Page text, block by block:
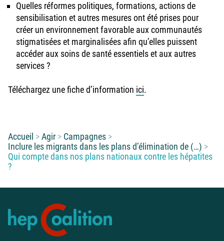
Quelles réformes politiques, formations, actions de
sensibilisation et autres mesures ont été prises pour
créer un environnement favorable aux communautés
stigmatisées et marginalisées afin qu’elles puissent
accéder aux soins de santé essentiels et aux autres
services ?
Téléchargez une fiche d’information ici.
Vous êtes ici :
Accueil Agir
Campagnes
Inclure les migrants dans les plans d’élimination de (…)
Qui compte dans nos plans nationaux contre les hépatites
?